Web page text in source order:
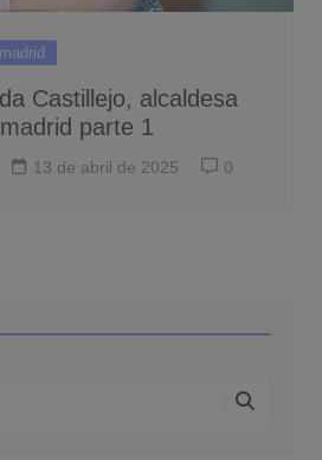
Castillejo, alcaldesa
parte 1
13 de abril de 2025 0